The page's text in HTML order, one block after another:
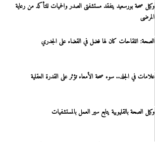
وكيل صحة بورسعيد يتفقد مستشفتى الصدر والحميات للتأكد من رعاية
المرضى
الصحة: اللقاحات كان لها فضل في القضاء على الجدري
علامات في الجلد.. سوء صحة الأمعاء تؤثر على القدرة العقلية
وكيل الصحة بالقليوبية يتابع سير العمل بالمستشفيات